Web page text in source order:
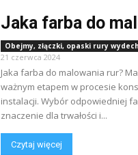
Jaka farba do
Obejmy, złączki, opaski rury
21 czerwca 2024
Jaka farba do malowania rur?
ważnym etapem w procesie
instalacji. Wybór odpowiedniej
znaczenie dla trwałości i...
Czytaj więcej